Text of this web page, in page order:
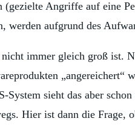
(gezielte Angriffe auf eine
werden aufgrund des
immer gleich groß ist.
„angereichert“
System sieht das aber
Hier ist dann die Frage,